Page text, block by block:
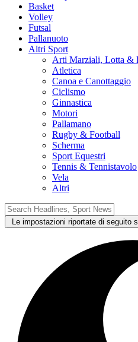
Basket
Volley
Futsal
Pallanuoto
Altri Sport
Arti Marziali, Lotta &
Atletica
Canoa e Canottaggio
Ciclismo
Ginnastica
Motori
Pallamano
Rugby & Football
Scherma
Sport Equestri
Tennis & Tennistavolo
Vela
Altri